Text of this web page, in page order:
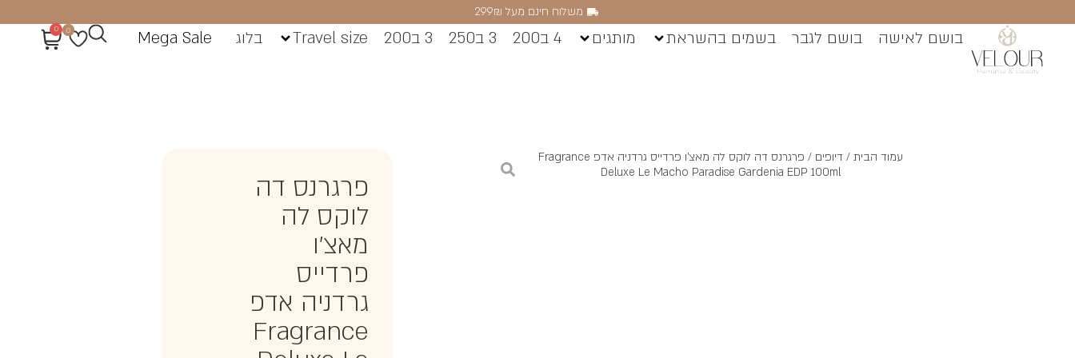
משלוח חינם מעל 299₪
בושם לאישה בושם לגבר בשמים בהשראת מותגים 4 ב200 3 ב250 3 ב200 Travel size בלוג Mega Sale
0
0
עמוד הבית/ דיופים
/ פרגרנס דה לוקס לה מאצ'ו פרדייס גרדניה אדפ Fragrance
Deluxe Le Macho Paradise Gardenia EDP 100ml
פרגרנס דה
לוקס לה
מאצ'ו
פרדייס
גרדניה אדפ
Fragrance